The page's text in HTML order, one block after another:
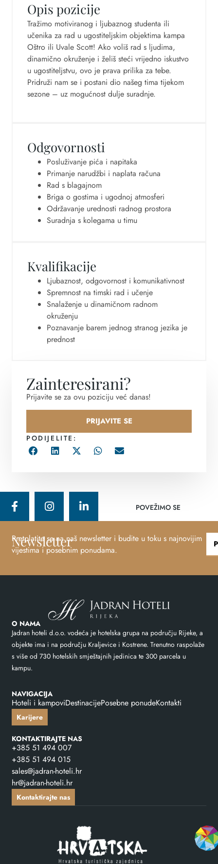
Opis pozicije
Tražimo motiviranog i ljubaznog studenta ili
učenika za rad u ugostiteljskim objektima kampa
Oštro ili Uvale Scott! Ako voliš rad s ljudima,
dinamično okruženje i želiš steći vrijedno iskustvo
u ugostiteljstvu, ovo je prava prilika za tebe.
Pridruži nam se i postani dio našeg tima tijekom
sezone – uz mogućnost dulje suradnje.
Odgovornosti
Posluživanje pića i napitaka
Primanje narudžbi i naplata računa
Rad s blagajnom
Briga o gostima i ugodnoj atmosferi
Održavanje urednosti radnog prostora
Suradnja s kolegama u timu
Kvalifikacije
Ljubaznost, odgovornost i komunikativnost
Spremnost na timski rad i učenje
Snalaženje u dinamičnom radnom
okruženju
Poznavanje barem jednog stranog jezika je
prednost
Zainteresirani?
Prijavite se za ovu poziciju već danas!
PRIJAVITE SE
PODIJELITE:
POVEŽIMO SE
Newsletter
Pretplatite se na naš newsletter i budite u toku s najnovijim
vijestima i posebnim ponudama.
O NAMA
Jadran hoteli d.o.o. vodeća je hotelska grupa na području Rijeke, a
objekte ima i na području Kraljevice i Kostrene. Trenutno raspolaže
s više od 730 hotelskih smještajnih jedinica te 300 parcela u
kampu.
NAVIGACIJA
Hoteli i kampoviDestinacijePosebne ponudeKontakti
Karijere
KONTAKTIRAJTE NAS
+385 51 494 007
+385 51 494 015
sales@jadran-hoteli.hr
hr@jadran-hoteli.hr
Kontaktirajte nas